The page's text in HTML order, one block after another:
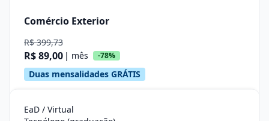
Comércio Exterior
R$ 399,73
R$ 89,00 | mês -78%
Duas mensalidades GRÁTIS
EaD / Virtual